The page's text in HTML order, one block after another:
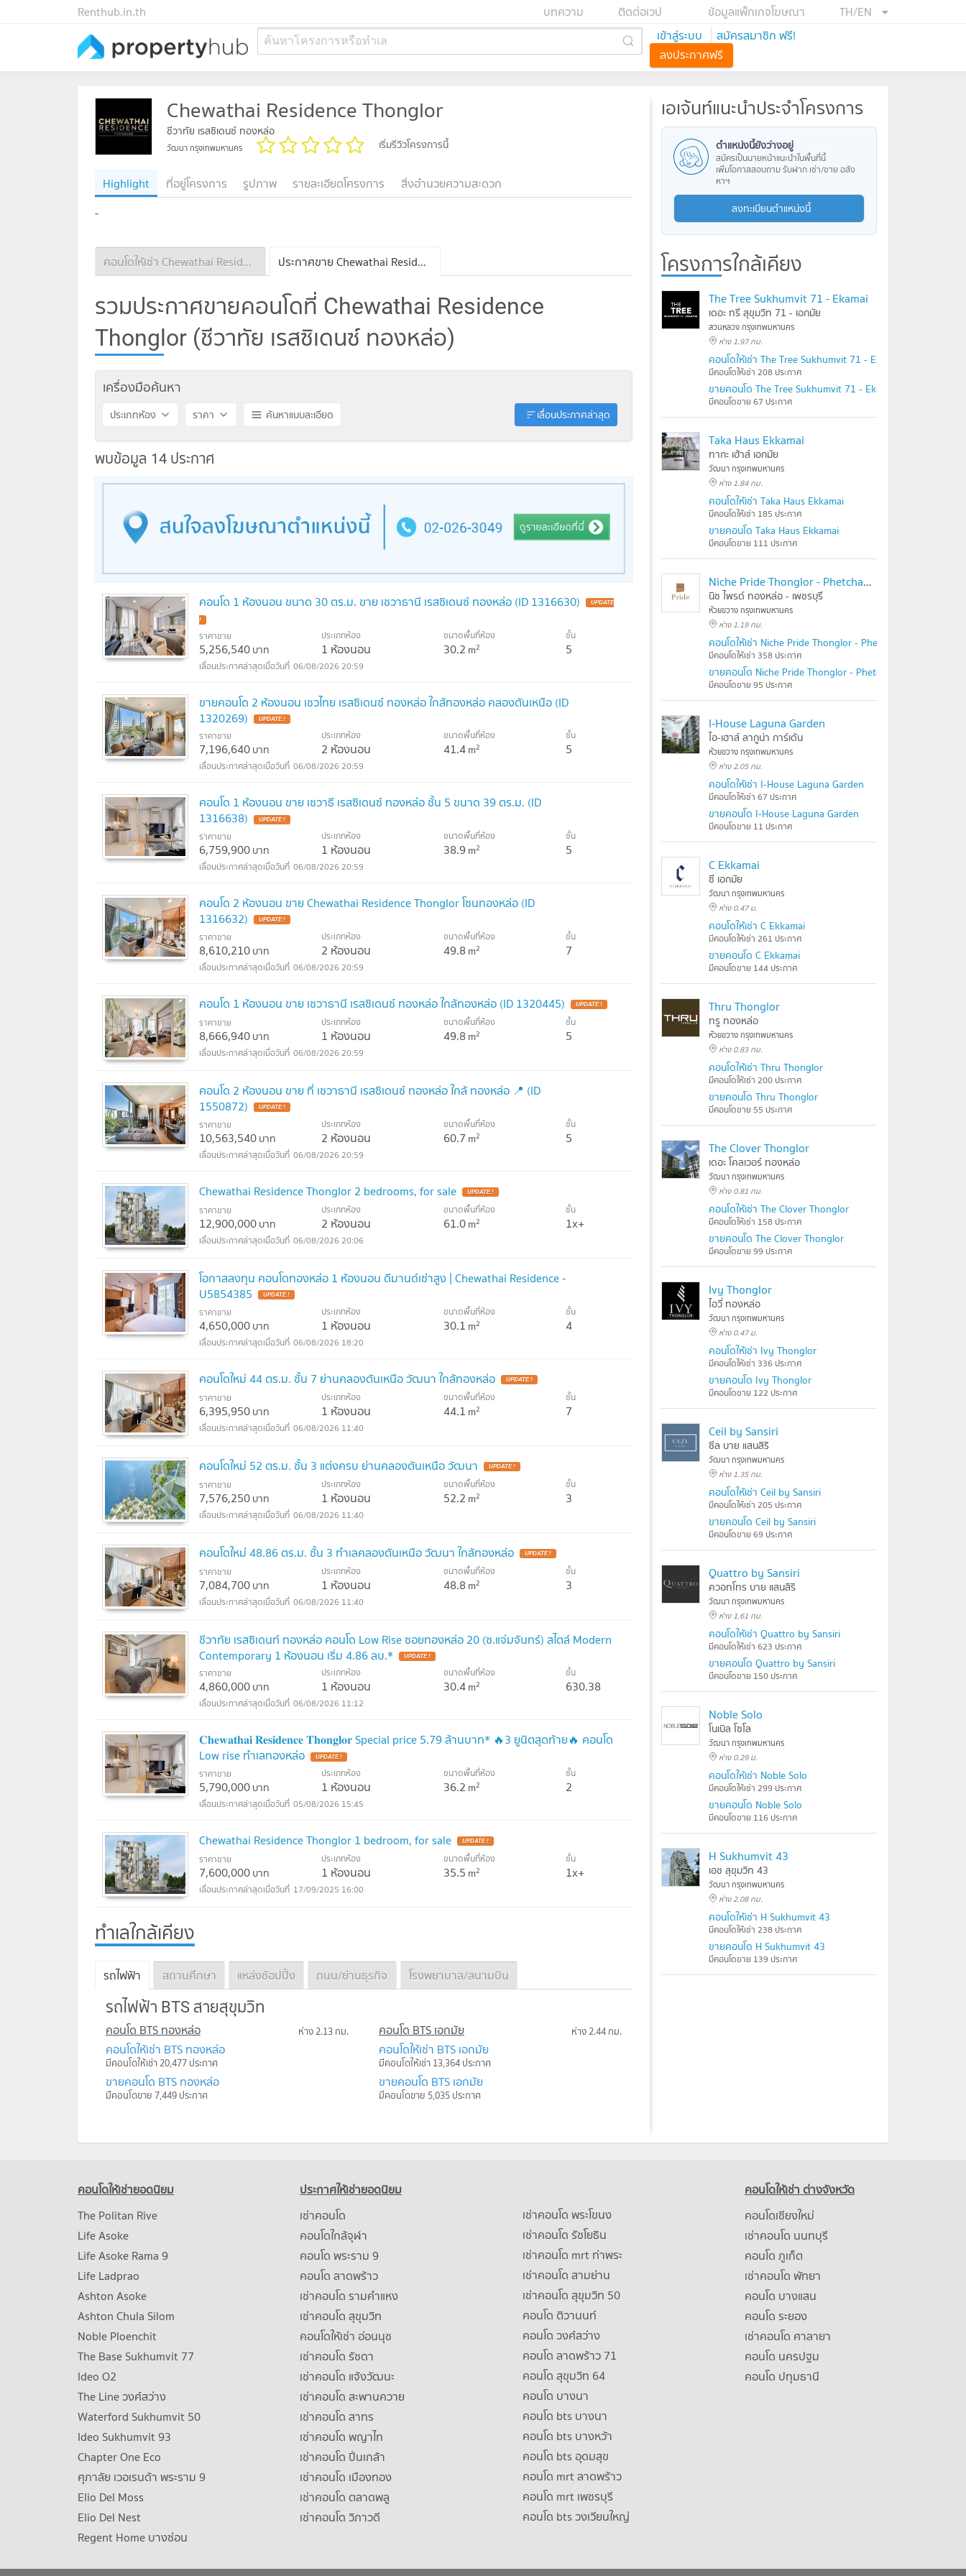
TH/EN
ข้อมูลแพ็กเกจโฆษณา
ติดต่อเวป
บทความ
Renthub.in.th
ค้นหาโครงการหรือทำเล เข้าสู่ระบบ
สมัครสมาชิก ฟรี!
ลงประกาศฟรี
Chewathai Residence Thonglor
ชีวาทัย เรสซิเดนซ์ ทองหล่อ
วัฒนา กรุงเทพมหานคร เริ่มรีวิวโครงการนี้
Highlight ที่อยู่โครงการ รูปภาพ รายละเอียดโครงการ
สิ่งอำนวยความสะดวก
-
คอนโดให้เช่า Chewathai Residence Thonglor ประกาศขาย Chewathai Residence Thonglor
รวมประกาศขายคอนโดที่ Chewathai Residence
Thonglor (ชีวาทัย เรสซิเดนซ์ ทองหล่อ)
เครื่องมือค้นหา
ประเภทห้อง ราคา ค้นหาแบบละเอียด เลื่อนประกาศล่าสุด
พบข้อมูล 14 ประกาศ
คอนโด 1 ห้องนอน ขนาด 30 ตร.ม. ขาย เชวาธานี เรสซิเดนซ์ ทองหล่อ (ID 1316630)
ราคาขาย
5,256,540บาท
ประเภทห้อง
1 ห้องนอน
ขนาดพื้นที่ห้อง
30.2 m2
ชั้น
5
06/08/2026 20:59
ขายคอนโด 2 ห้องนอน เชวไทย เรสซิเดนซ์ ทองหล่อ ใกล้ทองหล่อ คลองตันเหนือ (ID
1320269)
ราคาขาย
7,196,640บาท
ประเภทห้อง
2 ห้องนอน
ขนาดพื้นที่ห้อง
41.4m2
ชั้น
5
06/08/2026 20:59
คอนโด 1 ห้องนอน ขาย เชวาธี เรสซิเดนซ์ ทองหล่อ ชั้น 5 ขนาด 39 ตร.ม. (ID
1316638)
ราคาขาย
6,759,900บาท
ประเภทห้อง
1 ห้องนอน
ขนาดพื้นที่ห้อง
38.9m2
ชั้น
5
06/08/2026 20:59
คอนโด 2 ห้องนอน ขาย Chewathai Residence Thonglor โซนทองหล่อ (ID
1316632)
ราคาขาย
8,610,210บาท
ประเภทห้อง
2 ห้องนอน
ขนาดพื้นที่ห้อง
49.8 m2
ชั้น
7
06/08/2026 20:59
คอนโด 1 ห้องนอน ขาย เชวาธานี เรสซิเดนซ์ ทองหล่อ ใกล้ทองหล่อ (ID 1320445)
ราคาขาย
8,666,940บาท
ประเภทห้อง
1 ห้องนอน
ขนาดพื้นที่ห้อง
49.8 m2
ชั้น
5
06/08/2026 20:59
คอนโด 2 ห้องนอน ขาย ที่ เชวาธานี เรสซิเดนซ์ ทองหล่อ ใกล้ ทองหล่อ 📍 (ID
1550872)
ราคาขาย
10,563,540บาท
ประเภทห้อง
2 ห้องนอน
ขนาดพื้นที่ห้อง
60.7 m2
ชั้น
5
06/08/2026 20:59
Chewathai Residence Thonglor 2 bedrooms, for sale
ราคาขาย
12,900,000บาท
ประเภทห้อง
2 ห้องนอน
ขนาดพื้นที่ห้อง
61.0m2
ชั้น
1x+
06/08/2026 20:06
โอกาสลงทุน คอนโดทองหล่อ 1 ห้องนอน ดีมานด์เช่าสูง | Chewathai Residence -
U5854385
ราคาขาย
4,650,000บาท
ประเภทห้อง
1 ห้องนอน
ขนาดพื้นที่ห้อง
30.1 m2
ชั้น
4
06/08/2026 18:20
คอนโดใหม่ 44 ตร.ม. ชั้น 7 ย่านคลองตันเหนือ วัฒนา ใกล้ทองหล่อ
ราคาขาย
6,395,950บาท
ประเภทห้อง
1 ห้องนอน
ขนาดพื้นที่ห้อง
44.1 m2
ชั้น
7
06/08/2026 11:40
คอนโดใหม่ 52 ตร.ม. ชั้น 3 แต่งครบ ย่านคลองตันเหนือ วัฒนา
ราคาขาย
7,576,250บาท
ประเภทห้อง
1 ห้องนอน
ขนาดพื้นที่ห้อง
52.2 m2
ชั้น
3
06/08/2026 11:40
คอนโดใหม่ 48.86 ตร.ม. ชั้น 3 ทำเลคลองตันเหนือ วัฒนา ใกล้ทองหล่อ
ราคาขาย
7,084,700บาท
ประเภทห้อง
1 ห้องนอน
ขนาดพื้นที่ห้อง
48.8 m2
ชั้น
3
06/08/2026 11:40
ชีวาทัย เรสซิเดนท์ ทองหล่อ คอนโด Low Rise ซอยทองหล่อ 20 (ซ.แจ่มจันทร์) สไตล์ Modern
Contemporary 1 ห้องนอน เริ่ม 4.86 ลบ.*
ราคาขาย
4,860,000บาท
ประเภทห้อง
1 ห้องนอน
ขนาดพื้นที่ห้อง
30.4m2
ชั้น
630.38
06/08/2026 11:12
𝐂𝐡𝐞𝐰𝐚𝐭𝐡𝐚𝐢 𝐑𝐞𝐬𝐢𝐝𝐞𝐧𝐜𝐞 𝐓𝐡𝐨𝐧𝐠𝐥𝐨𝐫 Special price 5.79 ล้านบาท* 🔥3 ยูนิตสุดท้าย🔥 คอนโด
Low rise ทำเลทองหล่อ
ราคาขาย
5,790,000บาท
ประเภทห้อง
1 ห้องนอน
ขนาดพื้นที่ห้อง
36.2 m2
ชั้น
2
05/08/2026 15:45
Chewathai Residence Thonglor 1 bedroom, for sale
ราคาขาย
7,600,000บาท
ประเภทห้อง
1 ห้องนอน
ขนาดพื้นที่ห้อง
35.5 m2
ชั้น
1x+
17/09/2025 16:00
ทำเลใกล้เคียง
รถไฟฟ้า สถานศึกษา แหล่งช้อปปิ้ง ถนน/ย่านธุรกิจ โรงพยาบาล/สนามบิน
รถไฟฟ้า BTS สายสุขุมวิท
คอนโด BTS ทองหล่อ ห่าง 2.13 กม.
คอนโดให้เช่า BTS ทองหล่อ
มีคอนโดให้เช่า 20,477 ประกาศ
ขายคอนโด BTS ทองหล่อ
มีคอนโดขาย 7,449 ประกาศ
คอนโด BTS เอกมัย ห่าง 2.44 กม.
คอนโดให้เช่า BTS เอกมัย
มีคอนโดให้เช่า 13,364 ประกาศ
ขายคอนโด BTS เอกมัย
มีคอนโดขาย 5,035 ประกาศ
เอเจ้นท์แนะนำประจำโครงการ
ตำแหน่งนี้ยังว่างอยู่
สมัครเป็นนายหน้าแนะนำในพื้นที่นี้
เพิ่มโอกาสสอบถาม รับฝาก เช่า/ขาย อสัง
หาฯ
ลงทะเบียนตำแหน่งนี้
โครงการใกล้เคียง
The Tree Sukhumvit 71 - Ekamai
เดอะ ทรี สุขุมวิท 71 - เอกมัย
สวนหลวง กรุงเทพมหานคร
ห่าง 1.97 กม.
คอนโดให้เช่า The Tree Sukhumvit 71 - Ekamai
มีคอนโดให้เช่า 208 ประกาศ
ขายคอนโด The Tree Sukhumvit 71 - Ekamai
มีคอนโดขาย 67 ประกาศ
Taka Haus Ekkamai
ทากะ เฮ้าส์ เอกมัย
วัฒนา กรุงเทพมหานคร
ห่าง 1.84 กม.
คอนโดให้เช่า Taka Haus Ekkamai
มีคอนโดให้เช่า 185 ประกาศ
ขายคอนโด Taka Haus Ekkamai
มีคอนโดขาย 111 ประกาศ
Niche Pride Thonglor - Phetchaburi
นิช ไพรด์ ทองหล่อ - เพชรบุรี
ห้วยขวาง กรุงเทพมหานคร
ห่าง 1.19 กม.
คอนโดให้เช่า Niche Pride Thonglor - Phetchaburi
มีคอนโดให้เช่า 358 ประกาศ
ขายคอนโด Niche Pride Thonglor - Phetchaburi
มีคอนโดขาย 95 ประกาศ
I-House Laguna Garden
ไอ-เฮาส์ ลากูน่า การ์เด้น
ห้วยขวาง กรุงเทพมหานคร
ห่าง 2.05 กม.
คอนโดให้เช่า I-House Laguna Garden
มีคอนโดให้เช่า 67 ประกาศ
ขายคอนโด I-House Laguna Garden
มีคอนโดขาย 11 ประกาศ
C Ekkamai
ซี เอกมัย
วัฒนา กรุงเทพมหานคร
ห่าง 0.47 ม.
คอนโดให้เช่า C Ekkamai
มีคอนโดให้เช่า 261 ประกาศ
ขายคอนโด C Ekkamai
มีคอนโดขาย 144 ประกาศ
Thru Thonglor
ทรู ทองหล่อ
ห้วยขวาง กรุงเทพมหานคร
ห่าง 0.83 กม.
คอนโดให้เช่า Thru Thonglor
มีคอนโดให้เช่า 200 ประกาศ
ขายคอนโด Thru Thonglor
มีคอนโดขาย 55 ประกาศ
The Clover Thonglor
เดอะ โคลเวอร์ ทองหล่อ
วัฒนา กรุงเทพมหานคร
ห่าง 0.81 กม.
คอนโดให้เช่า The Clover Thonglor
มีคอนโดให้เช่า 158 ประกาศ
ขายคอนโด The Clover Thonglor
มีคอนโดขาย 99 ประกาศ
Ivy Thonglor
ไอวี่ ทองหล่อ
วัฒนา กรุงเทพมหานคร
ห่าง 0.47 ม.
คอนโดให้เช่า Ivy Thonglor
มีคอนโดให้เช่า 336 ประกาศ
ขายคอนโด Ivy Thonglor
มีคอนโดขาย 122 ประกาศ
Ceil by Sansiri
ซีล บาย แสนสิริ
วัฒนา กรุงเทพมหานคร
ห่าง 1.35 กม.
คอนโดให้เช่า Ceil by Sansiri
มีคอนโดให้เช่า 205 ประกาศ
ขายคอนโด Ceil by Sansiri
มีคอนโดขาย 69 ประกาศ
Quattro by Sansiri
ควอทโทร บาย แสนสิริ
วัฒนา กรุงเทพมหานคร
ห่าง 1.61 กม.
คอนโดให้เช่า Quattro by Sansiri
มีคอนโดให้เช่า 623 ประกาศ
ขายคอนโด Quattro by Sansiri
มีคอนโดขาย 150 ประกาศ
Noble Solo
โนเบิล โซโล
วัฒนา กรุงเทพมหานคร
ห่าง 0.29 ม.
คอนโดให้เช่า Noble Solo
มีคอนโดให้เช่า 299 ประกาศ
ขายคอนโด Noble Solo
มีคอนโดขาย 116 ประกาศ
H Sukhumvit 43
เอช สุขุมวิท 43
วัฒนา กรุงเทพมหานคร
ห่าง 2.08 กม.
คอนโดให้เช่า H Sukhumvit 43
มีคอนโดให้เช่า 238 ประกาศ
ขายคอนโด H Sukhumvit 43
มีคอนโดขาย 139 ประกาศ
คอนโดให้เช่ายอดนิยม
The Politan Rive
Life Asoke
Life Asoke Rama 9
Life Ladprao
Ashton Asoke
Ashton Chula Silom
Noble Ploenchit
The Base Sukhumvit 77
Ideo O2
The Line วงศ์สว่าง
Waterford Sukhumvit 50
Ideo Sukhumvit 93
Chapter One Eco
ศุภาลัย เวอเรนด้า พระราม 9
Elio Del Moss
Elio Del Nest
Regent Home บางซ่อน
ประกาศให้เช่ายอดนิยม
เช่าคอนโด
คอนโดใกล้จุฬา
คอนโด พระราม 9
คอนโด ลาดพร้าว
เช่าคอนโด รามคําแหง
เช่าคอนโด สุขุมวิท
คอนโดให้เช่า อ่อนนุช
เช่าคอนโด รัชดา
เช่าคอนโด แจ้งวัฒนะ
เช่าคอนโด สะพานควาย
เช่าคอนโด สาทร
เช่าคอนโด พญาไท
เช่าคอนโด ปิ่นเกล้า
เช่าคอนโด เมืองทอง
เช่าคอนโด ตลาดพลู
เช่าคอนโด วิภาวดี
เช่าคอนโด พระโขนง
เช่าคอนโด รัชโยธิน
เช่าคอนโด mrt ท่าพระ
เช่าคอนโด สามย่าน
เช่าคอนโด สุขุมวิท 50
คอนโด ติวานนท์
คอนโด วงศ์สว่าง
คอนโด ลาดพร้าว 71
คอนโด สุขุมวิท 64
คอนโด บางนา
คอนโด bts บางนา
คอนโด bts บางหว้า
คอนโด bts อุดมสุข
คอนโด mrt ลาดพร้าว
คอนโด mrt เพชรบุรี
คอนโด bts วงเวียนใหญ่
คอนโดให้เช่า ต่างจังหวัด
คอนโดเชียงใหม่
เช่าคอนโด นนทบุรี
คอนโด ภูเก็ต
เช่าคอนโด พัทยา
คอนโด บางแสน
คอนโด ระยอง
เช่าคอนโด ศาลายา
คอนโด นครปฐม
คอนโด ปทุมธานี